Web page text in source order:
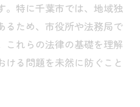
書類一覧
の注意点
識
とペナルティ
。特に千葉市では、地域独
るため、市役所や法務局で
これらの法律の基礎を理解
ける問題を未然に防ぐこと